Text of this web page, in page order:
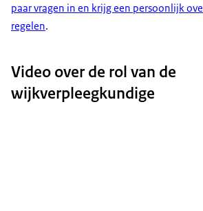
paar vragen in en krijg een persoonlijk
regelen.
Video over de rol van de
wijkverpleegkundige